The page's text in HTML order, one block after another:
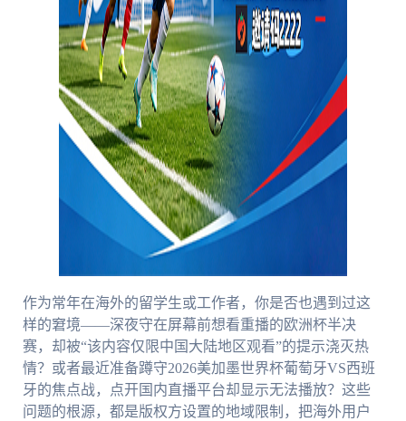
作为常年在海外的留学生或工作者，你是否也遇到过这
样的窘境——深夜守在屏幕前想看重播的欧洲杯半决
赛，却被“该内容仅限中国大陆地区观看”的提示浇灭热
情？或者最近准备蹲守2026美加墨世界杯葡萄牙VS西班
牙的焦点战，点开国内直播平台却显示无法播放？这些
问题的根源，都是版权方设置的地域限制，把海外用户